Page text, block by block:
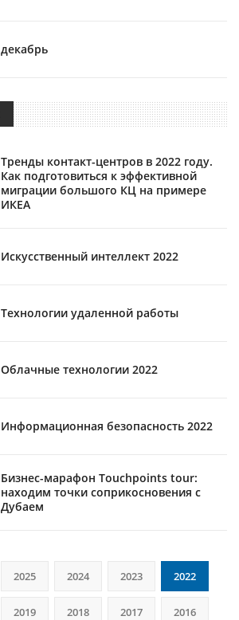
декабрь
Тренды контакт-центров в 2022 году.
Как подготовиться к эффективной
миграции большого КЦ на примере
ИКЕА
Искусственный интеллект 2022
Технологии удаленной работы
Облачные технологии 2022
Информационная безопасность 2022
Бизнес-марафон Touchpoints tour:
находим точки соприкосновения с
Дубаем
2025 2024 2023 2022
2019 2018 2017 2016